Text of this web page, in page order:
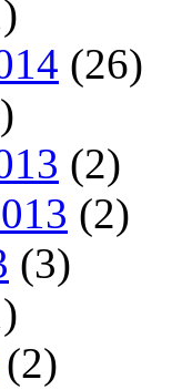
(26)
(2)
(2)
(3)
(2)